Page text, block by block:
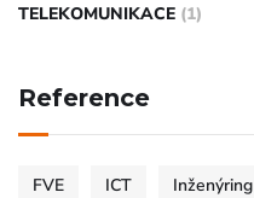
TELEKOMUNIKACE (1)
Reference
FVE ICT Inženýring